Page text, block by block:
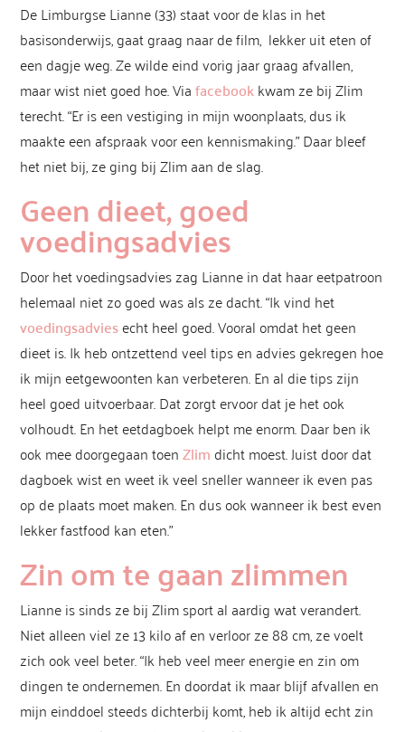
De Limburgse Lianne (33) staat voor de klas in het
basisonderwijs, gaat graag naar de film, lekker uit eten of
een dagje weg. Ze wilde eind vorig jaar graag afvallen,
maar wist niet goed hoe. Viafacebookkwam ze bij Zlim
terecht. “Er is een vestiging in mijn woonplaats, dus ik
maakte een afspraak voor een kennismaking.” Daar bleef
het niet bij, ze ging bij Zlim aan de slag.
Geen dieet, goed
voedingsadvies
Door het voedingsadvies zag Lianne in dat haar eetpatroon
helemaal niet zo goed was als ze dacht. “Ik vind het
voedingsadviesecht heel goed. Vooral omdat het geen
dieet is. Ik heb ontzettend veel tips en advies gekregen hoe
ik mijn eetgewoonten kan verbeteren. En al die tips zijn
heel goed uitvoerbaar. Dat zorgt ervoor dat je het ook
volhoudt. En het eetdagboek helpt me enorm. Daar ben ik
ook mee doorgegaan toenZlimdicht moest. Juist door dat
dagboek wist en weet ik veel sneller wanneer ik even pas
op de plaats moet maken. En dus ook wanneer ik best even
lekker fastfood kan eten.”
Zin om te gaan zlimmen
Lianne is sinds ze bij Zlim sport al aardig wat verandert.
Niet alleen viel ze 13 kilo af en verloor ze 88 cm, ze voelt
zich ook veel beter. “Ik heb veel meer energie en zin om
dingen te ondernemen. En doordat ik maar blijf afvallen en
mijn einddoel steeds dichterbij komt, heb ik altijd echt zin